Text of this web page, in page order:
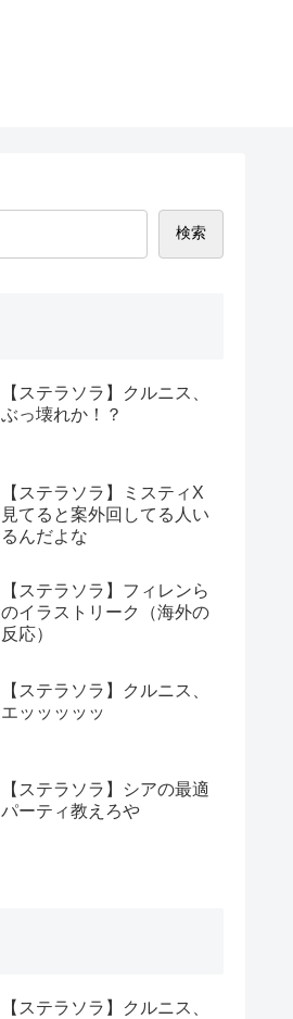
検索
【ステラソラ】クルニス、
ぶっ壊れか！？
【ステラソラ】ミスティX
見てると案外回してる人い
るんだよな
【ステラソラ】フィレンら
のイラストリーク（海外の
反応）
【ステラソラ】クルニス、
エッッッッッ
【ステラソラ】シアの最適
パーティ教えろや
【ステラソラ】クルニス、